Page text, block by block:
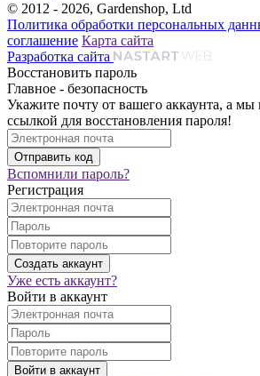
© 2012 - 2026, Gardenshop, Ltd
Политика обработки персональных
соглашение Карта сайта
Разработка сайта
Восстановить пароль
Главное - безопасность
Укажите почту от вашего аккаунта, а
ссылкой для восстановления пароля!
Вспомнили пароль?
Регистрация
Уже есть аккаунт?
Войти в аккаунт